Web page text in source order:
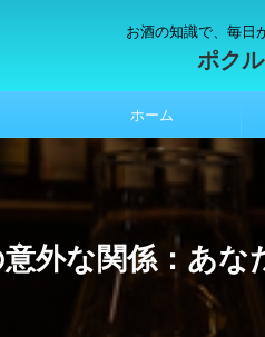
お酒の知識で、毎日
ポク
ホーム
外な関係：あな